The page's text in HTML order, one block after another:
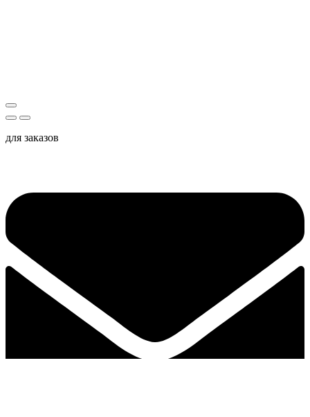
для заказов